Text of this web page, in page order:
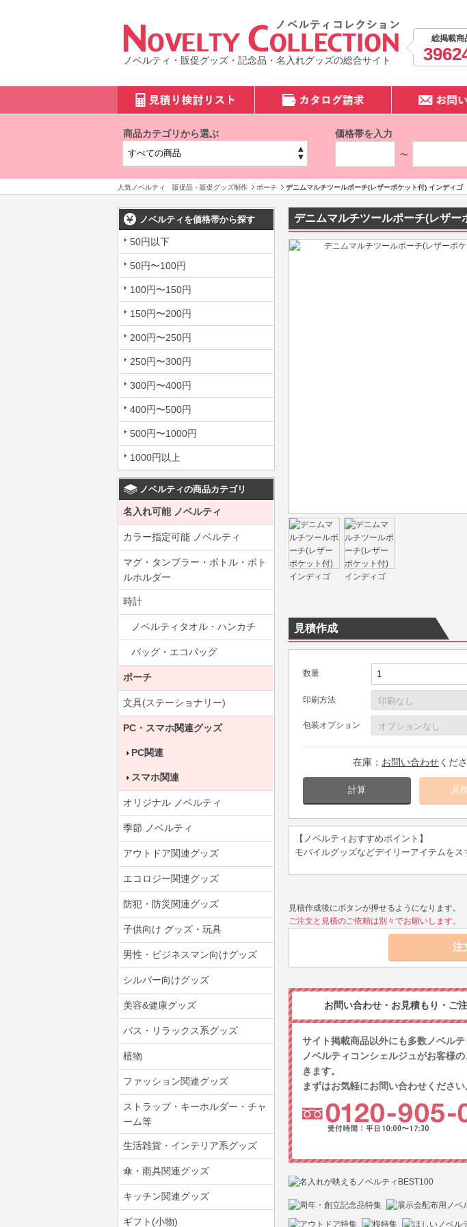
ノベルティ・販促グッズ・記念品・名入れグッズの総合サイト
総掲載商
商品カテゴリから選ぶ 価格帯を入力
〜
人気ノベルティ 販促品・販促グッズ制作 ポーチ デニムマルチツールポーチ(レザーポケット付) インディゴ
ノベルティを価格帯から探す
50円以下
50円〜100円
100円〜150円
150円〜200円
200円〜250円
250円〜300円
300円〜400円
400円〜500円
500円〜1000円
1000円以上
ノベルティの商品カテゴリ
名入れ可能 ノベルティ
カラー指定可能 ノベルティ
マグ・タンブラー・ボトル・ボト
ルホルダー
時計
ノベルティタオル・ハンカチ
バッグ・エコバッグ
ポーチ
文具(ステーショナリー)
PC・スマホ関連グッズ
PC関連
スマホ関連
オリジナル ノベルティ
季節 ノベルティ
アウトドア関連グッズ
エコロジー関連グッズ
防犯・防災関連グッズ
子供向け グッズ・玩具
男性・ビジネスマン向けグッズ
シルバー向けグッズ
美容&健康グッズ
バス・リラックス系グッズ
植物
ファッション関連グッズ
ストラップ・キーホルダー・チャ
ーム等
生活雑貨・インテリア系グッズ
傘・雨具関連グッズ
キッチン関連グッズ
ギフト(小物)
デニムマルチツールポーチ(レザー
見積作成
数量
印刷方法
包装オプション
在庫： お問い合わせくだ
計算
【ノベルティおすすめポイント】
モバイルグッズなどデイリーアイテムを
見積作成後にボタンが押せるようになります。
ご注文と見積のご依頼は別々でお願いします。
お問い合わせ・お見積もり・ご
サイト掲載商品以外にも多数ノベルテ
ノベルティコンシェルジュがお客様
きます。
まずはお気軽にお問い合わせください